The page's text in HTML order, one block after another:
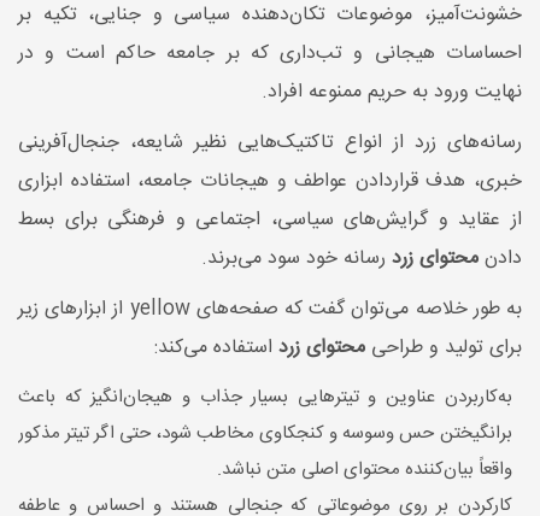
خشونت‌آمیز، موضوعات تکان‌دهنده سیاسی و جنایی، تکیه بر
احساسات هیجانی و تب‌داری که بر جامعه حاکم است و در
نهایت ورود به حریم ممنوعه افراد.
رسانه‌های زرد از انواع تاکتیک‌هایی نظیر شایعه، جنجال‌آفرینی
خبری، هدف قراردادن عواطف و هیجانات جامعه، استفاده ابزاری
از عقاید و گرایش‌های سیاسی، اجتماعی و فرهنگی برای بسط
دادنمحتوای زرد رسانه خود سود می‌برند.
به طور خلاصه می‌توان گفت که صفحه‌های yellow از ابزارهای زیر
برای تولید و طراحی محتوای زرد استفاده می‌کند:
به‌کاربردن عناوین و تیترهایی بسیار جذاب و هیجان‌انگیز که باعث
برانگیختن حس وسوسه و کنجکاوی مخاطب شود، حتی اگر تیتر مذکور
واقعاً بیان‌کننده محتوای اصلی متن نباشد.
کارکردن بر روی موضوعاتی که جنجالی هستند و احساس و عاطفه